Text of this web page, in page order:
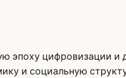
эпоху цифровизации и
и социальную